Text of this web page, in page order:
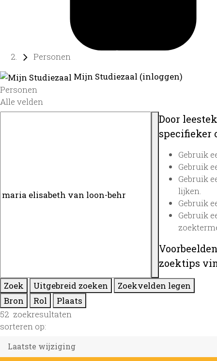
Personen
Mijn Studiezaal (inloggen)
Personen
Alle velden
Door
specifieker
Gebruik
Gebruik
Gebruik
lijken.
Gebruik
Gebruik
zoektips
Zoek Uitgebreid zoeken
Zoekvelden legen
Bron
Rol
Plaats
52 zoekresultaten
sorteren op: